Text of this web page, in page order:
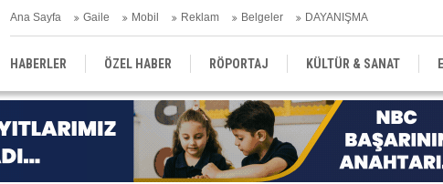
Ana Sayfa Gaile Mobil Reklam Belgeler DAYANIŞMA
HABERLER ÖZEL HABER RÖPORTAJ KÜLTÜR & SANAT
EĞİTİM YEREL YÖNETİM DERGİLER SEKTÖR